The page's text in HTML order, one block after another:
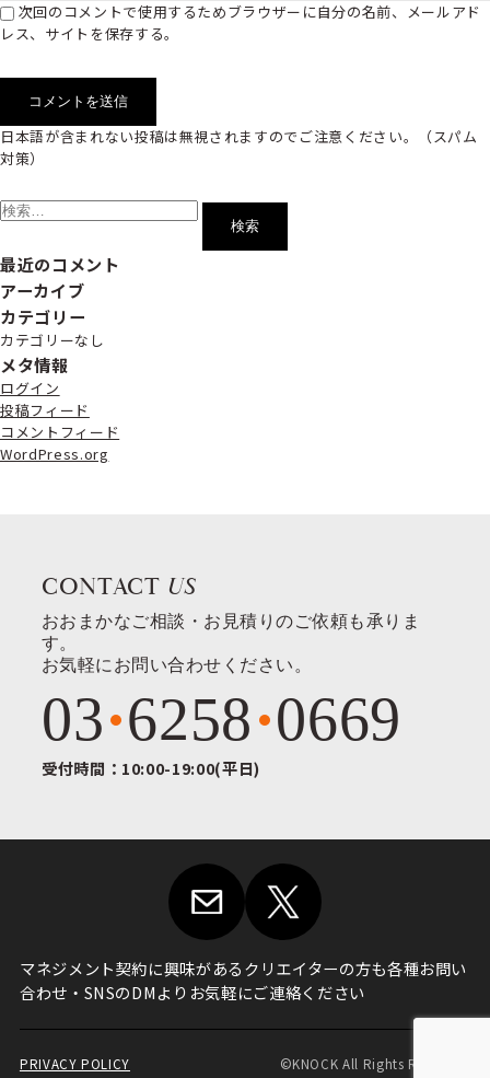
次回のコメントで使用するためブラウザーに自分の名前、メールアド
レス、サイトを保存する。
日本語が含まれない投稿は無視されますのでご注意ください。（スパム
対策）
索:
最近のコメント
アーカイブ
カテゴリー
カテゴリーなし
メタ情報
ログイン
投稿フィード
コメントフィード
WordPress.org
CONTACT US
おおまかなご相談・お見積りのご依頼も承りま
す。
お気軽にお問い合わせください。
03 6258 0669
受付時間：10:00-19:00(平日)
マネジメント契約に興味があるクリエイターの方も各種お問い
合わせ・ SNSのDMよりお気軽にご連絡ください
PRIVACY POLICY ©KNOCK All Rights Reserved.